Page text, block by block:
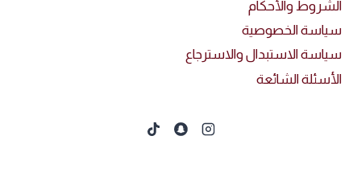
الشروط والأحكام
سياسة الخصوصية
سياسة الاستبدال والاسترجاع
الأسئلة الشائعة